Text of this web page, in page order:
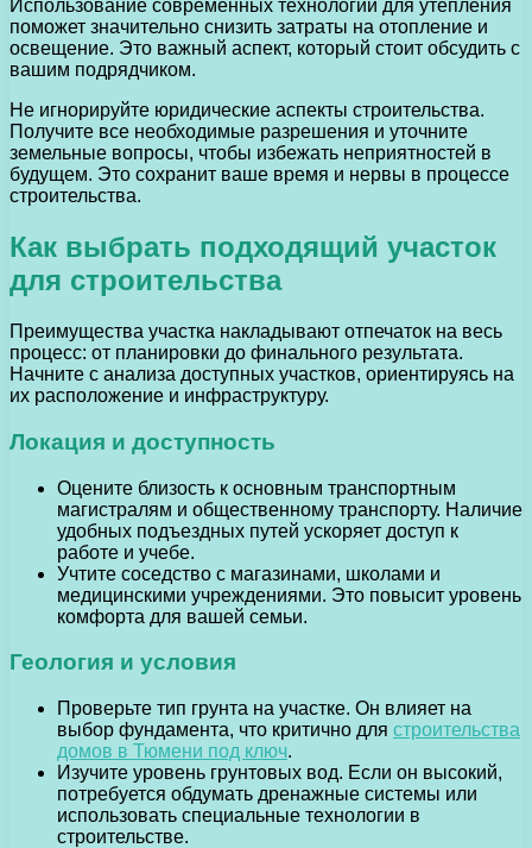
Использование современных технологий для утепления
поможет значительно снизить затраты на отопление и
освещение. Это важный аспект, который стоит обсудить с
вашим подрядчиком.
Не игнорируйте юридические аспекты строительства.
Получите все необходимые разрешения и уточните
земельные вопросы, чтобы избежать неприятностей в
будущем. Это сохранит ваше время и нервы в процессе
строительства.
Как выбрать подходящий участок
для строительства
Преимущества участка накладывают отпечаток на весь
процесс: от планировки до финального результата.
Начните с анализа доступных участков, ориентируясь на
их расположение и инфраструктуру.
Локация и доступность
Оцените близость к основным транспортным
магистралям и общественному транспорту. Наличие
удобных подъездных путей ускоряет доступ к
работе и учебе.
Учтите соседство с магазинами, школами и
медицинскими учреждениями. Это повысит уровень
комфорта для вашей семьи.
Геология и условия
Проверьте тип грунта на участке. Он влияет на
выбор фундамента, что критично для строительства
домов в Тюмени под ключ.
Изучите уровень грунтовых вод. Если он высокий,
потребуется обдумать дренажные системы или
использовать специальные технологии в
строительстве.